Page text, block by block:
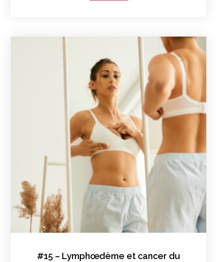
#15 – Lymphœdème et cancer du